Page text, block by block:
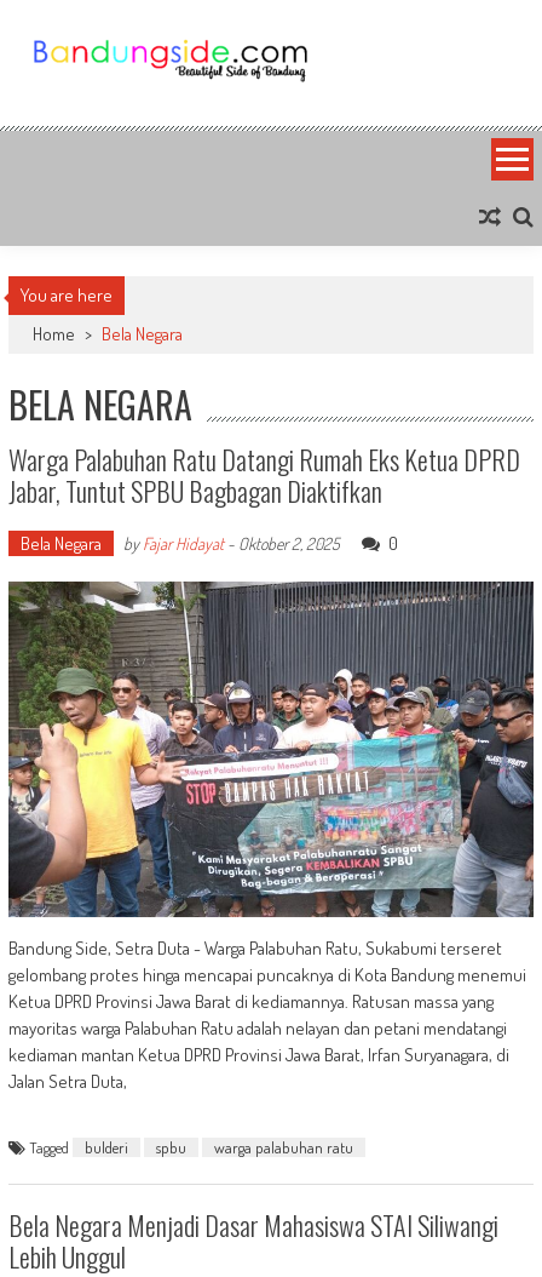
content
Bandung Side
You are here
Home > Bela Negara
BELA NEGARA
Warga Palabuhan Ratu Datangi Rumah Eks Ketua DPRD
Jabar, Tuntut SPBU Bagbagan Diaktifkan
Bela Negara byFajar Hidayat- Oktober 2, 2025 0
Bandung Side, Setra Duta - Warga Palabuhan Ratu, Sukabumi terseret
gelombang protes hinga mencapai puncaknya di Kota Bandung menemui
Ketua DPRD Provinsi Jawa Barat di kediamannya. Ratusan massa yang
mayoritas warga Palabuhan Ratu adalah nelayan dan petani mendatangi
kediaman mantan Ketua DPRD Provinsi Jawa Barat, Irfan Suryanagara, di
Jalan Setra Duta,
Tagged bulderi spbu warga palabuhan ratu
Bela Negara Menjadi Dasar Mahasiswa STAI Siliwangi
Lebih Unggul